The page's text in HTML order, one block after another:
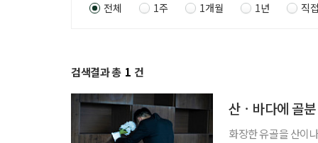
전체 1주 1개월 1년 직
검색결과 총 1 건
산ㆍ바다에 골
화장한 유골을 산이